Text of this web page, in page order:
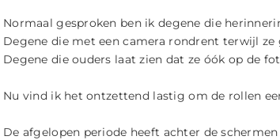
LIMBURG
|
Normaal gesproken ben ik degene die
Degene die met een camera rondrent terwijl
Degene die ouders laat zien dat ze óók op de
Nu vind ik het ontzettend lastig om de rollen
De afgelopen periode heeft achter de